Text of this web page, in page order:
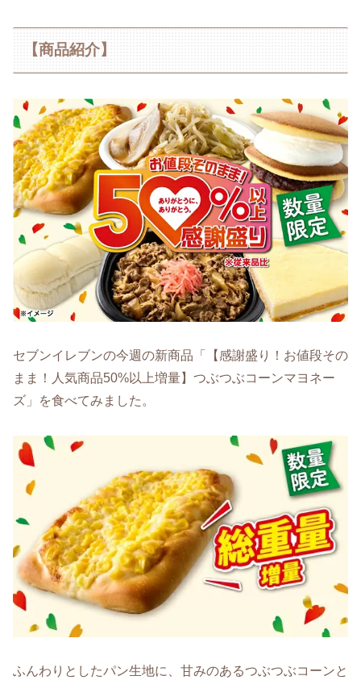
【商品紹介】
セブンイレブンの今週の新商品「【感謝盛り！お値段その
まま！人気商品50%以上増量】つぶつぶコーンマヨネー
ズ」を食べてみました。
ふんわりとしたパン生地に、甘みのあるつぶつぶコーンと